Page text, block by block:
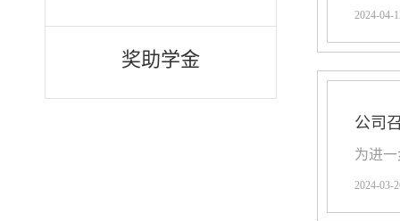
奖助学金
2024-04-
公司
为进
2024-03-